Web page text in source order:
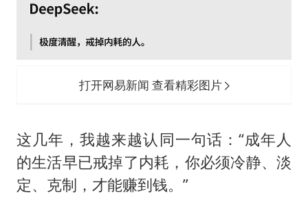
打开网易新闻 查看精彩图片
这几年，我越来越认同一句话：“成年人
的生活早已戒掉了内耗，你必须冷静、淡
定、克制，才能赚到钱。”